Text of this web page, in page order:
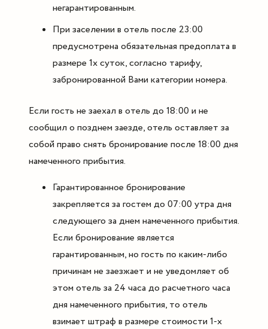
негарантированным.
При заселении в отель после 23:00
предусмотрена обязательная предоплата в
размере 1х суток, согласно тарифу,
забронированной Вами категории номера.
Если гость не заехал в отель до 18:00 и не
сообщил о позднем заезде, отель оставляет за
собой право снять бронирование после 18:00 дня
намеченного прибытия.
Гарантированное бронирование
закрепляется за гостем до 07:00 утра дня
следующего за днем намеченного прибытия.
Если бронирование является
гарантированным, но гость по каким-либо
причинам не заезжает и не уведомляет об
этом отель за 24 часа до расчетного часа
дня намеченного прибытия, то отель
взимает штраф в размере стоимости 1-х